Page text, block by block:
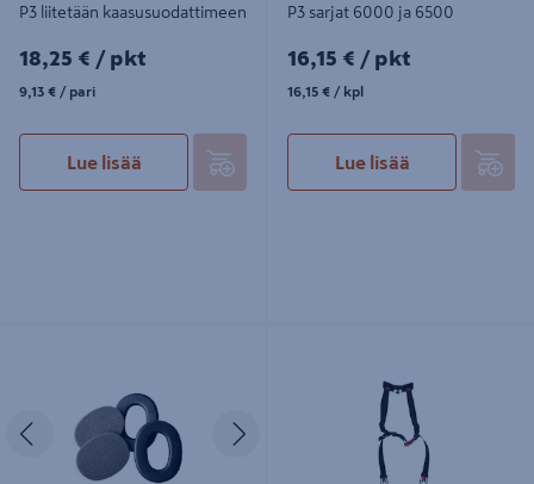
P3 liitetään kaasusuodattimeen
18,25€/pkt
18,25 € / pkt
9,13€/pari
9,13 € / pari
Lue lisää
P3 sarjat 6000 ja 6500
16,15€/pkt
16,15 € / pkt
16,15€/kpl
16,15 € / kpl
Lue lisää
Edellinen